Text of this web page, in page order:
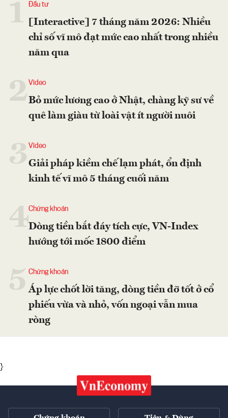
Đầu tư
[Interactive] 7 tháng năm 2026: Nhiều
chỉ số vĩ mô đạt mức cao nhất trong nhiều
năm qua
2Video
Bỏ mức lương cao ở Nhật, chàng kỹ sư về
quê làm giàu từ loài vật ít người nuôi
Video
Giải pháp kiềm chế lạm phát, ổn định
kinh tế vĩ mô 5 tháng cuối năm
4Chứng khoán
Dòng tiền bắt đáy tích cực, VN-Index
hướng tới mốc 1800 điểm
Chứng khoán
Áp lực chốt lời tăng, dòng tiền đỡ tốt ở cổ
phiếu vừa và nhỏ, vốn ngoại vẫn mua
ròng
}